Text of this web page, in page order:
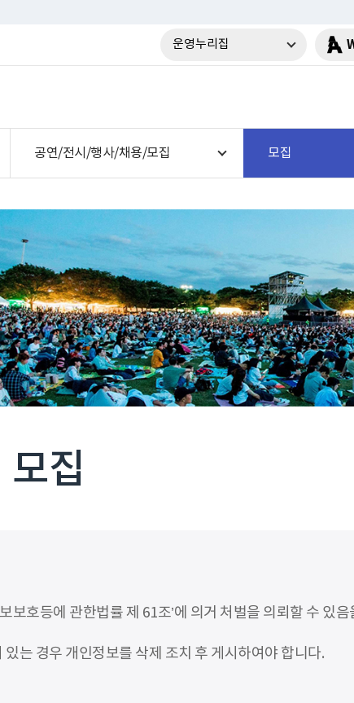
운영누리집
공연/전시/행사/채용/모집 모집
모집
호등에 관한법률 제 61조’에 의거 처벌을 의뢰할 수 있
는 경우 개인정보를 삭제 조치 후 게시하여야 합니다.